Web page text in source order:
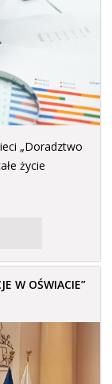
„Doradztwo
życie
W OŚWIACIE”